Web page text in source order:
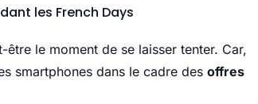
les French Days
le moment de se laisser tenter. Car,
smartphones dans le cadre des offres